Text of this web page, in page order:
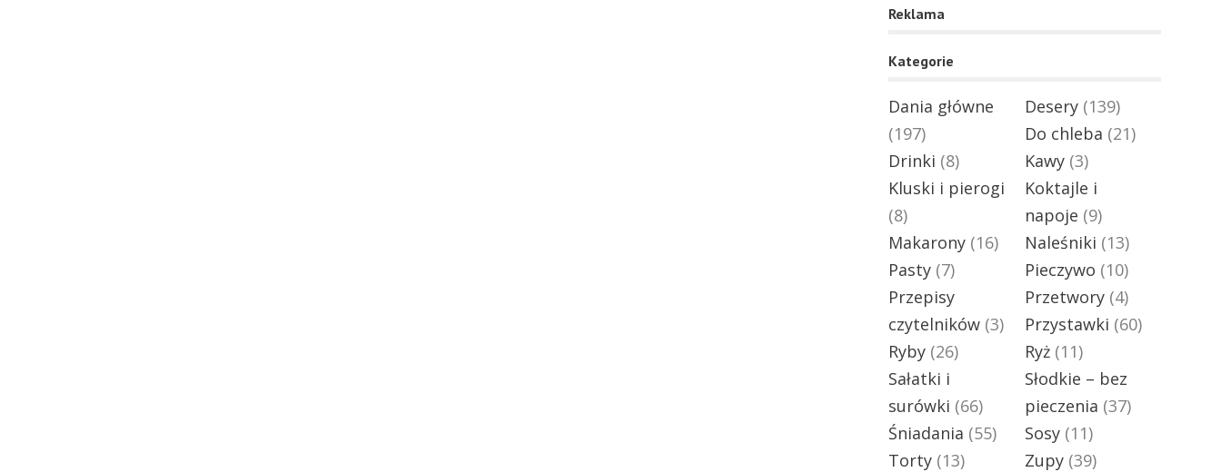
Reklama
Kategorie
Dania główne
(197)
Desery (139)
Do chleba (21)
Drinki (8) Kawy (3)
Kluski i pierogi
(8)
Koktajle i
napoje (9)
Makarony (16) Naleśniki (13)
Pasty (7) Pieczywo (10)
Przepisy
czytelników (3)
Przetwory (4)
Przystawki (60)
Ryby (26) Ryż (11)
Sałatki i
surówki (66)
Słodkie – bez
pieczenia (37)
Śniadania (55) Sosy (11)
Torty (13) Zupy (39)